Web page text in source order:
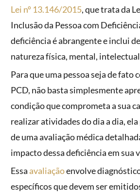
Lei nº 13.146/2015, que trata da
Inclusão da Pessoa com
deficiência é abrangente e inclui
natureza física, mental,
Para que uma pessoa seja de fato
PCD, não basta simplesmente
condição que comprometa a sua
realizar atividades do dia a dia,
de uma avaliação médica
impacto dessa deficiência em sua
Essa avaliaçãoenvolve
específicos que devem ser